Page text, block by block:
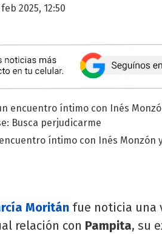
feb 2025, 12:50
íntimo con Inés Monzón
Moritán fue noticia una
relación con Pampita, su